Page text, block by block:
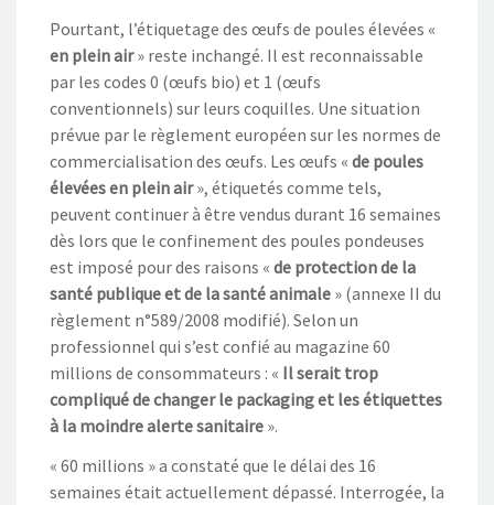
Pourtant, l’étiquetage des œufs de poules élevées «
en plein air» reste inchangé. Il est reconnaissable
par les codes 0 (œufs bio) et 1 (œufs
conventionnels) sur leurs coquilles. Une situation
prévue par le règlement européen sur les normes de
commercialisation des œufs. Les œufs « de poules
élevées en plein air», étiquetés comme tels,
peuvent continuer à être vendus durant 16 semaines
dès lors que le confinement des poules pondeuses
est imposé pour des raisons « de protection de la
santé publique et de la santé animale » (annexe II du
règlement n°589/2008 modifié). Selon un
professionnel qui s’est confié au magazine 60
millions de consommateurs : « Il serait trop
compliqué de changer le packaging et les étiquettes
à la moindre alerte sanitaire ».
« 60 millions » a constaté que le délai des 16
semaines était actuellement dépassé. Interrogée, la